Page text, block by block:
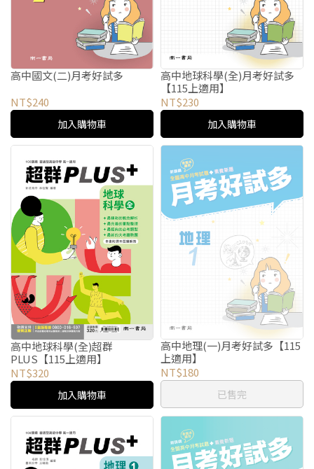
高中國文(二)月考好試多
NT$240
加入購物車
高中地球科學(全)月考好試多
【115上適用】
NT$230
加入購物車
高中地球科學(全)超群
PLUS【115上適用】
NT$320
加入購物車
高中地理(一)月考好試多【115
上適用】
NT$180
已售完